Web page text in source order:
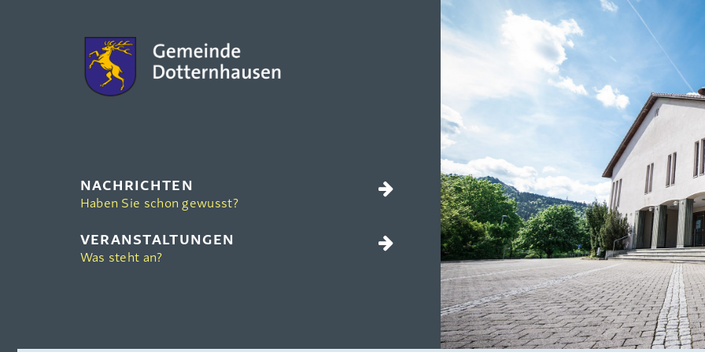
NACHRICHTEN
Haben Sie schon gewusst?
VERANSTALTUNGEN
Was steht an?